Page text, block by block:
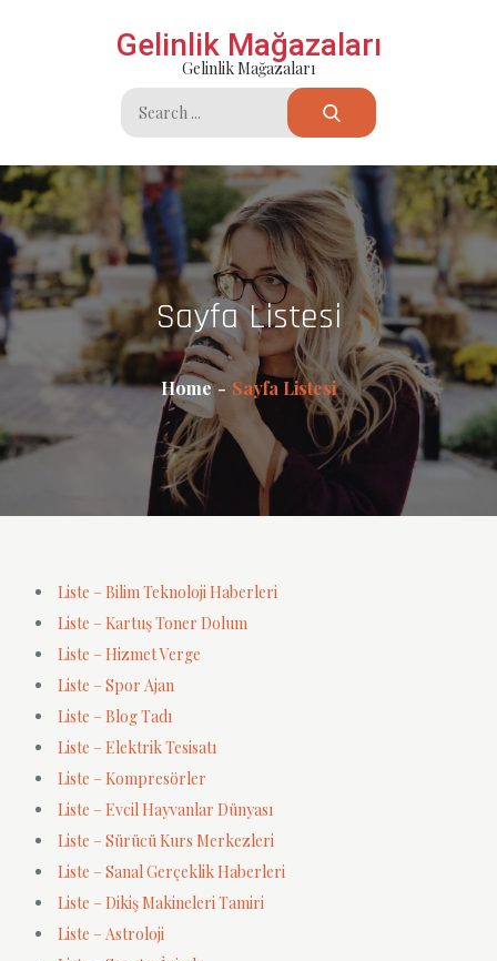
Gelinlik Mağazaları
Gelinlik Mağazaları
Search
for:
Sayfa Listesi
Home Sayfa Listesi
Liste – Bilim Teknoloji Haberleri
Liste – Kartuş Toner Dolum
Liste – Hizmet Verge
Liste – Spor Ajan
Liste – Blog Tadı
Liste – Elektrik Tesisatı
Liste – Kompresörler
Liste – Evcil Hayvanlar Dünyası
Liste – Sürücü Kurs Merkezleri
Liste – Sanal Gerçeklik Haberleri
Liste – Dikiş Makineleri Tamiri
Liste – Astroloji